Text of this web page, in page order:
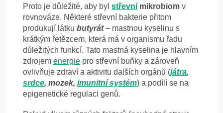
Proto je důležité, aby byl střevní mikrobiom v
rovnováze. Některé střevní bakterie přitom
produkují látku butyrát– mastnou kyselinu s
krátkým řetězcem, která má v organismu řadu
důležitých funkcí. Tato mastná kyselina je hlavním
zdrojem energie pro střevní buňky a zároveň
ovlivňuje zdraví a aktivitu dalších orgánů (játra,
srdce, mozek, imunitní systém) a podílí se na
epigenetické regulaci genů.